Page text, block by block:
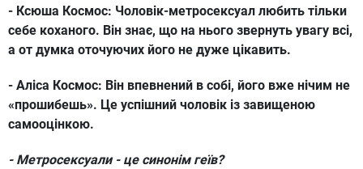
- Ксюша Космос: Чоловік-метросексуал любить тільки
себе коханого. Він знає, що на нього звернуть увагу всі,
а от думка оточуючих його не дуже цікавить.
- Аліса Космос: Він впевнений в собі, його вже нічим не
«прошибешь». Це успішний чоловік із завищеною
самооцінкою.
- Метросексуали - це синонім геїв?